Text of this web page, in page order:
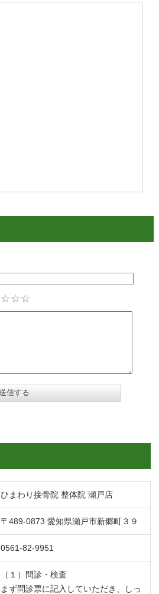
ひまわり接骨院 整体院 瀬戸店
〒489-0873 愛知県瀬戸市新郷町３９
0561-82-9951
（１）問診・検査
まず問診票に記入していただき、しっ